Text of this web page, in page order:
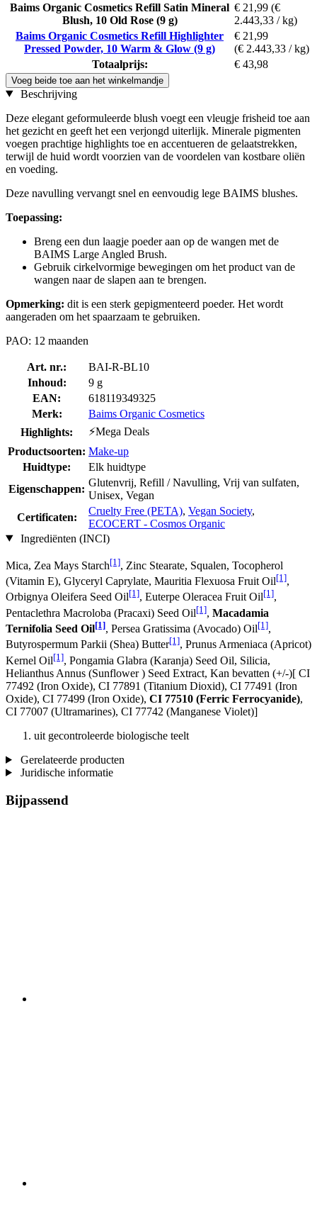
Baims Organic Cosmetics Refill Satin Mineral
Blush, 10 Old Rose (9 g)
€ 21,99 (€
2.443,33 / kg)
Baims Organic Cosmetics Refill Highlighter
Pressed Powder, 10 Warm & Glow (9 g)
€ 21,99
(€ 2.443,33 / kg)
Totaalprijs:
€ 43,98
Voeg beide toe aan het winkelmandje
Beschrijving
Deze elegant geformuleerde blush voegt een vleugje frisheid toe aan
het gezicht en geeft het een verjongd uiterlijk. Minerale pigmenten
voegen prachtige highlights toe en accentueren de gelaatstrekken,
terwijl de huid wordt voorzien van de voordelen van kostbare oliën
en voeding.
Deze navulling vervangt snel en eenvoudig lege BAIMS blushes.
Toepassing:
Breng een dun laagje poeder aan op de wangen met de
BAIMS Large Angled Brush.
Gebruik cirkelvormige bewegingen om het product van de
wangen naar de slapen aan te brengen.
Opmerking: dit is een sterk gepigmenteerd poeder. Het wordt
aangeraden om het spaarzaam te gebruiken.
PAO: 12 maanden
Art. nr.:
BAI-R-BL10
Inhoud:
9 g
EAN:
618119349325
Merk:
Baims Organic Cosmetics
Highlights:
⚡Mega Deals
Productsoorten: Make-up
Huidtype:
Elk huidtype
Eigenschappen:
Glutenvrij, Refill / Navulling, Vrij van sulfaten,
Unisex, Vegan
Certificaten:
Cruelty Free (PETA), Vegan Society,
ECOCERT - Cosmos Organic
Ingrediënten (INCI)
Mica, Zea Mays Starch[1], Zinc Stearate, Squalen, Tocopherol
(Vitamin E), Glyceryl Caprylate, Mauritia Flexuosa Fruit Oil[1],
Orbignya Oleifera Seed Oil[1], Euterpe Oleracea Fruit Oil[1],
Pentaclethra Macroloba (Pracaxi) Seed Oil[1], Macadamia
Ternifolia Seed Oil[1], Persea Gratissima (Avocado) Oil[1],
Butyrospermum Parkii (Shea) Butter[1], Prunus Armeniaca (Apricot)
Kernel Oil[1], Pongamia Glabra (Karanja) Seed Oil, Silicia,
Helianthus Annus (Sunflower ) Seed Extract, Kan bevatten (+/-)[ CI
77492 (Iron Oxide), CI 77891 (Titanium Dioxid), CI 77491 (Iron
Oxide), CI 77499 (Iron Oxide), CI 77510 (Ferric Ferrocyanide),
CI 77007 (Ultramarines) , CI 77742 (Manganese Violet)]
uit gecontroleerde biologische teelt
Gerelateerde producten
Juridische informatie
Bijpassend